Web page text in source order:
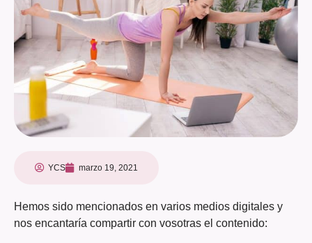
YCS marzo 19, 2021
Hemos sido mencionados en varios medios digitales y
nos encantaría compartir con vosotras el contenido: